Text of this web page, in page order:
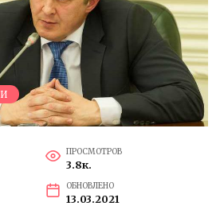
ПРОСМОТРОВ
3.8к.
ОБНОВЛЕНО
13.03.2021